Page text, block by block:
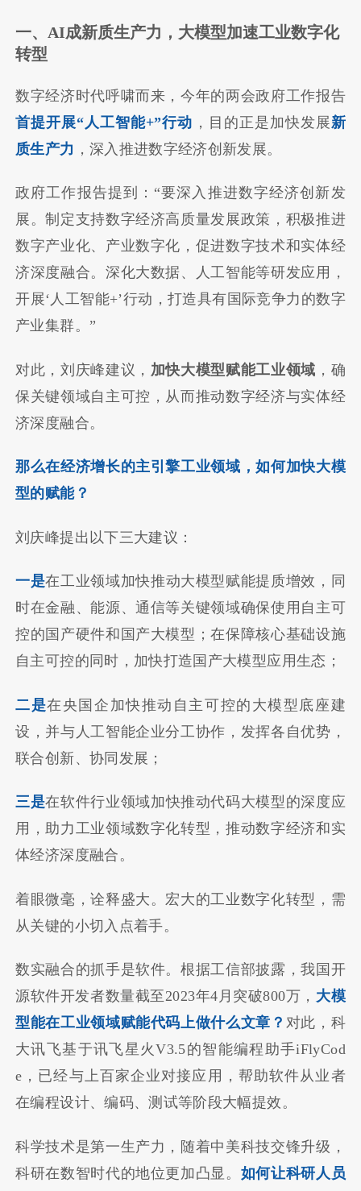
一、AI成新质生产力，大模型加速工业数字化
转型
数字经济时代呼啸而来，今年的两会政府工作报告
首提开展“人工智能+”行动 ，目的正是加快发展新
质生产力 ，深入推进数字经济创新发展。
政府工作报告提到：“要深入推进数字经济创新发
展。制定支持数字经济高质量发展政策，积极推进
数字产业化、产业数字化，促进数字技术和实体经
济深度融合。深化大数据、人工智能等研发应用，
开展‘人工智能+’行动，打造具有国际竞争力的数字
产业集群。”
对此，刘庆峰建议， 加快大模型赋能工业领域 ，确
保关键领域自主可控，从而推动数字经济与实体经
济深度融合。
那么在经济增长的主引擎工业领域，如何加快大模
型的赋能？
刘庆峰提出以下三大建议：
一是在工业领域加快推动大模型赋能提质增效，同
时在金融、能源、通信等关键领域确保使用自主可
控的国产硬件和国产大模型；在保障核心基础设施
自主可控的同时，加快打造国产大模型应用生态；
二是在央国企加快推动自主可控的大模型底座建
设，并与人工智能企业分工协作，发挥各自优势，
联合创新、协同发展；
三是在软件行业领域加快推动代码大模型的深度应
用，助力工业领域数字化转型，推动数字经济和实
体经济深度融合。
着眼微毫，诠释盛大。宏大的工业数字化转型，需
从关键的小切入点着手。
数实融合的抓手是软件。根据工信部披露，我国开
源软件开发者数量截至2023年4月突破800万， 大模
型能在工业领域赋能代码上做什么文章？ 对此，科
大讯飞基于讯飞星火V3.5的智能编程助手iFlyCod
e，已经与上百家企业对接应用，帮助软件从业者
在编程设计、编码、测试等阶段大幅提效。
科学技术是第一生产力，随着中美科技交锋升级，
科研在数智时代的地位更加凸显。 如何让科研人员